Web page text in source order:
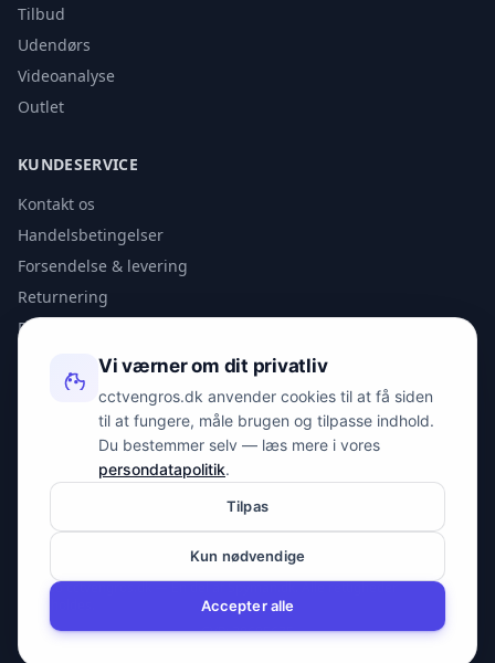
Tilbud
Udendørs
Videoanalyse
Outlet
KUNDESERVICE
Kontakt os
Handelsbetingelser
Forsendelse & levering
Returnering
Privatlivspolitik
KONTAKT
info@spyman.dk
Peter Bangs Vej 153, 2000 Frederiksberg
© 2026 cctvengros.dk — En del af Spyman.dk. Alle rettigheder
CVR: 30605675
Vi værner om dit privatliv
cctvengros.dk anvender cookies til at få siden
til at fungere, måle brugen og tilpasse indhold.
Du bestemmer selv — læs mere i vores
persondatapolitik.
Tilpas
Kun nødvendige
Accepter alle